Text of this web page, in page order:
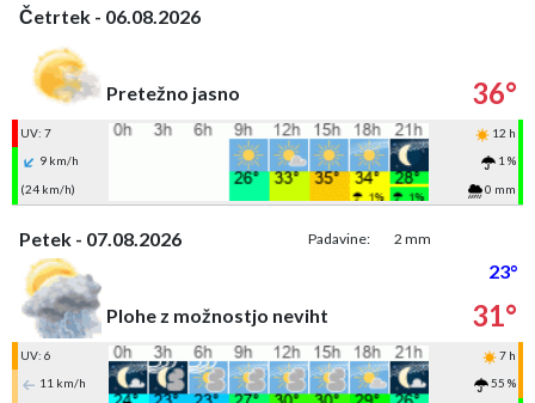
Četrtek - 06.08.2026
Pretežno jasno 36°
UV: 7
12 h
9 km/h
1 %
(24 km/h)
0 mm
Petek - 07.08.2026 Padavine: 2 mm
23°
Plohe z možnostjo neviht
31°
UV: 6
7 h
11 km/h
55 %